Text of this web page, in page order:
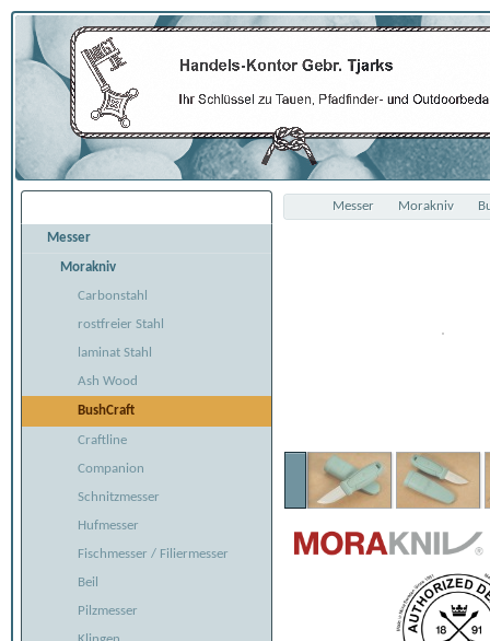
Messer
Morakniv
Carbonstahl
rostfreier Stahl
laminat Stahl
Ash Wood
BushCraft
Craftline
Companion
Schnitzmesser
Hufmesser
Fischmesser / Filiermesser
Beil
Pilzmesser
Messer Morakniv